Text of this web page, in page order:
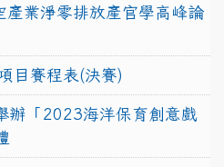
產業淨零排放產官學高峰論
目賽程表(決賽)
辦「2023海洋保育創意戲